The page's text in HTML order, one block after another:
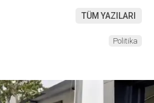
TÜM YAZILARI
Politika